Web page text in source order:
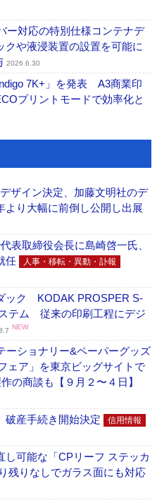
対応の特別仕様コンテナデ
や液浸装置の設置を可能に
2026.6.30
7K+」を発表 A3商業印
プリントモードで効率化と
ザイン決定、加藤文明社のデ
り大幅に前倒し公開し出展
取締役会長に島崎啓一氏、
任
人事・移転・異動・訃報
ック KODAK PROSPER S-
テム 従来の印刷工程にデジ
NEW
ショナリー&ペーパーグッズ
ェア」を東京ビッグサイトで
の商談も【９月２〜４日】
産手続き開始決定 信用情報
可能な「CPリーフ ステッカ
残りなしでガラス面にも対応